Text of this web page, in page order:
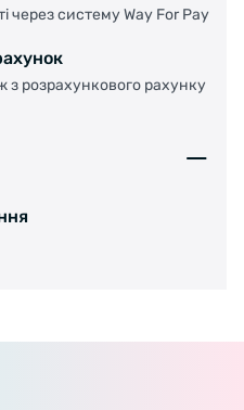
через систему Way For Pay
з розрахункового рахунку